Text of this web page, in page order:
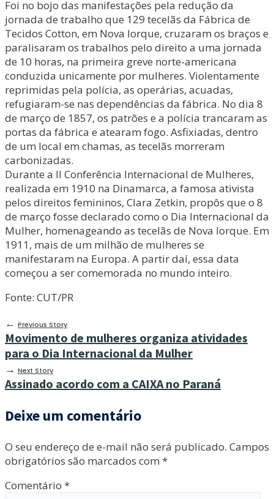
Foi no bojo das manifestações pela redução da
jornada de trabalho que 129 tecelãs da Fábrica de
Tecidos Cotton, em Nova Iorque, cruzaram os braços e
paralisaram os trabalhos pelo direito a uma jornada
de 10 horas, na primeira greve norte-americana
conduzida unicamente por mulheres. Violentamente
reprimidas pela polícia, as operárias, acuadas,
refugiaram-se nas dependências da fábrica. No dia 8
de março de 1857, os patrões e a polícia trancaram as
portas da fábrica e atearam fogo. Asfixiadas, dentro
de um local em chamas, as tecelãs morreram
carbonizadas.
Durante a II Conferência Internacional de Mulheres,
realizada em 1910 na Dinamarca, a famosa ativista
pelos direitos femininos, Clara Zetkin, propôs que o 8
de março fosse declarado como o Dia Internacional da
Mulher, homenageando as tecelãs de Nova Iorque. Em
1911, mais de um milhão de mulheres se
manifestaram na Europa. A partir daí, essa data
começou a ser comemorada no mundo inteiro.
Fonte: CUT/PR
← Previous Story
Movimento de mulheres organiza atividades
para o Dia Internacional da Mulher
→ Next Story
Assinado acordo com a CAIXA no Paraná
Deixe um comentário
O seu endereço de e-mail não será publicado. Campos
obrigatórios são marcados com *
Comentário *